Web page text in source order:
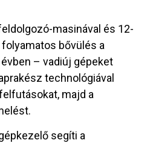
masinával és 12-
bővülés a
– vadiúj gépeket
technológiával
majd a
segíti a